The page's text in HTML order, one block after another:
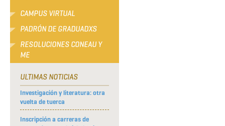
CAMPUS VIRTUAL
PADRÓN DE GRADUADXS
RESOLUCIONES CONEAU Y
ME
ULTIMAS NOTICIAS
Investigación y literatura: otra
vuelta de tuerca
Inscripción a carreras de